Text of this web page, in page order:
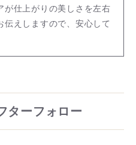
が仕上がりの美しさを左右
伝えしますので、安心して
ターフォロー